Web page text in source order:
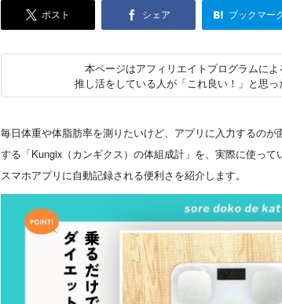
ポスト シェア ブックマー
本ページはアフィリエイトプログラムによ
推し活をしている人が「これ良い！」と思
毎日体重や体脂肪率を測りたいけど、アプリに入力するの
する「Kungix（カンギクス）の体組成計」を、実際に使っ
スマホアプリに自動記録される便利さを紹介します。